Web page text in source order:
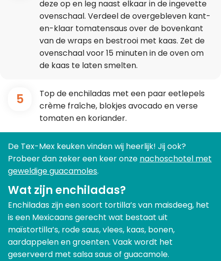
deze op en leg naast elkaar in de ingevette
ovenschaal. Verdeel de overgebleven kant-
en-klaar tomatensaus over de bovenkant
van de wraps en bestrooi met kaas. Zet de
ovenschaal voor 15 minuten in de oven om
de kaas te laten smelten.
5
Top de enchiladas met een paar eetlepels
crème fraîche, blokjes avocado en verse
tomaten en koriander.
De Tex-Mex keuken vinden wij heerlijk! Jij ook?
Probeer dan zeker een keer onze nachoschotel met
geweldige guacamoles.
Wat zijn enchiladas?
Enchiladas zijn een soort tortilla’s van maisdeeg, het
is een Mexicaans gerecht wat bestaat uit
maïstortilla’s, rode saus, vlees, kaas, bonen,
aardappelen en groenten. Vaak wordt het
geserveerd met salsa saus of guacamole.